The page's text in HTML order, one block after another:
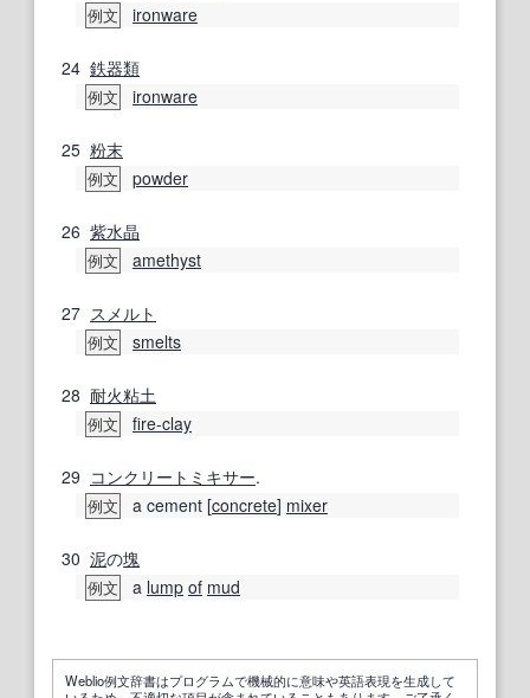
例文 ironware
24 鉄器類
例文 ironware
25 粉末
例文 powder
26 紫水晶
例文 amethyst
27 スメルト
例文 smelts
28 耐火粘土
例文 fire-clay
29 コンクリートミキサー.
例文 a cement [concrete] mixer
30 泥の塊
例文 a lump of mud
Weblio例文辞書はプログラムで機械的に意味や英語表現を生成して